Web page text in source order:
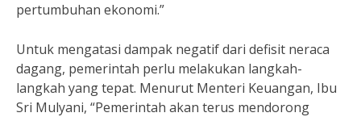
pertumbuhan ekonomi.”
Untuk mengatasi dampak negatif dari defisit neraca
dagang, pemerintah perlu melakukan langkah-
langkah yang tepat. Menurut Menteri Keuangan, Ibu
Sri Mulyani, “Pemerintah akan terus mendorong